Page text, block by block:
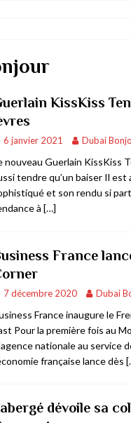
KissKiss
6 janvier 2021 Dubai
nouveau Guerlain KissKiss
tendre qu’un baiser Il est
et son rendu si
à […]
France
7 décembre 2020 Dubai
France inaugure le
Pour la première fois au
nationale au service
française lance dès
dévoile sa